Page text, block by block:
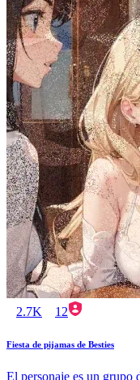
2.7K 12
Fiesta de pijamas de Besties
El personaje es un grupo